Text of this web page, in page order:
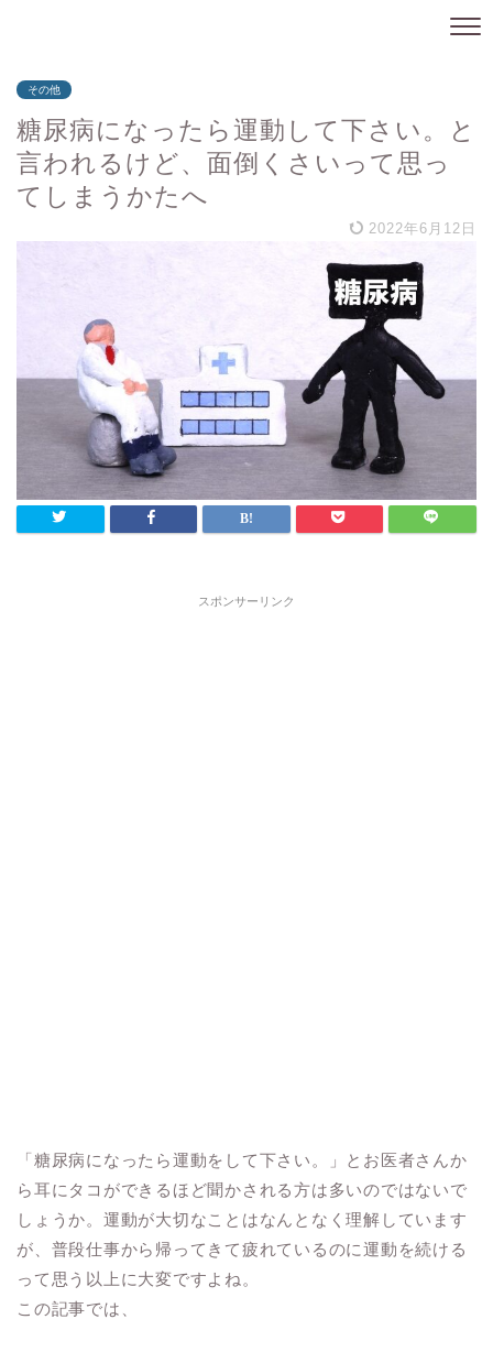
その他
糖尿病になったら運動して下さい。と
言われるけど、面倒くさいって思っ
てしまうかたへ
2022年6月12日
スポンサーリンク
「糖尿病になったら運動をして下さい。」とお医者さんか
ら耳にタコができるほど聞かされる方は多いのではないで
しょうか。運動が大切なことはなんとなく理解しています
が、普段仕事から帰ってきて疲れているのに運動を続ける
って思う以上に大変ですよね。
この記事では、